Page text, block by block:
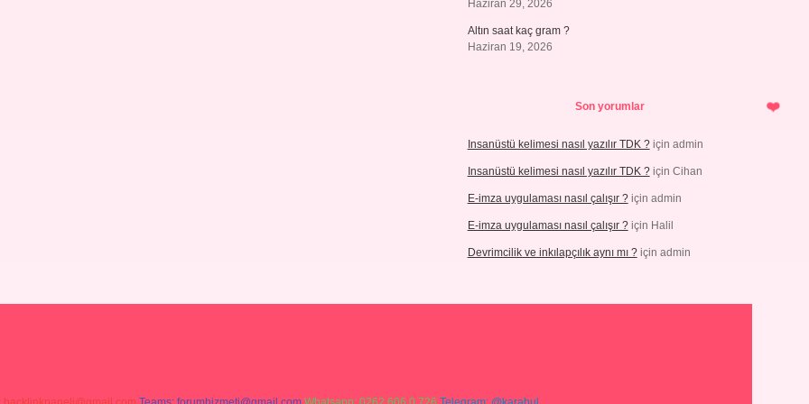
Haziran 29, 2026
Altın saat kaç gram ?
Haziran 19, 2026
Son yorumlar
Insanüstü kelimesi nasıl yazılır TDK ?için admin
Insanüstü kelimesi nasıl yazılır TDK ?için Cihan
E-imza uygulaması nasıl çalışır ?için admin
E-imza uygulaması nasıl çalışır ?için Halil
Devrimcilik ve inkılapçılık aynı mı ?için admin